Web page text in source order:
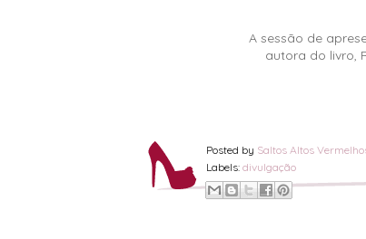
A sessão de
autora do livro,
Posted by Saltos Altos
Labels: divulgação